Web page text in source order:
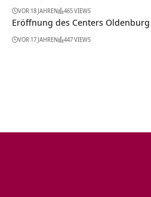
VOR 18 JAHREN 465 VIEWS
Eröffnung des Centers Oldenburg
VOR 17 JAHREN 447 VIEWS